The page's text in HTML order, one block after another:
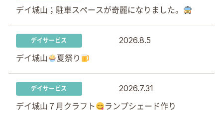
デイ城山；駐車スペースが奇麗になりました。
デイサービス
2026.8.5
デイ城山
夏祭り
デイサービス
2026.7.31
デイ城山７月クラフト
ランプシェード作り